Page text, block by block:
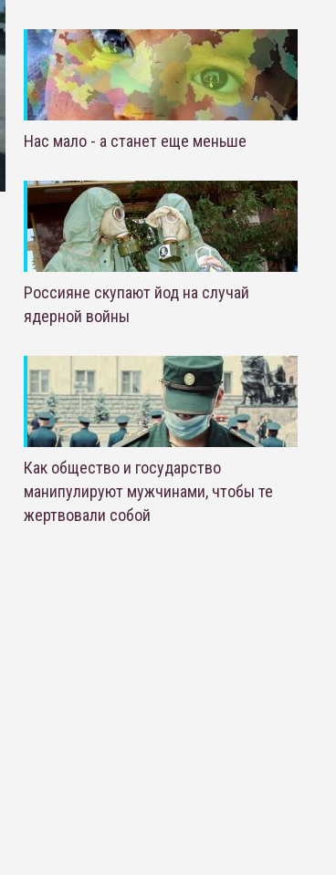
Нас мало - а станет еще меньше
Россияне скупают йод на случай
ядерной войны
Как общество и государство
манипулируют мужчинами, чтобы те
жертвовали собой